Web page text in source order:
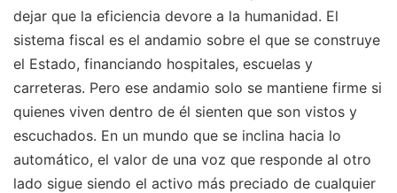
dejar que la eficiencia devore a la humanidad. El
sistema fiscal es el andamio sobre el que se construye
el Estado, financiando hospitales, escuelas y
carreteras. Pero ese andamio solo se mantiene firme si
quienes viven dentro de él sienten que son vistos y
escuchados. En un mundo que se inclina hacia lo
automático, el valor de una voz que responde al otro
lado sigue siendo el activo más preciado de cualquier